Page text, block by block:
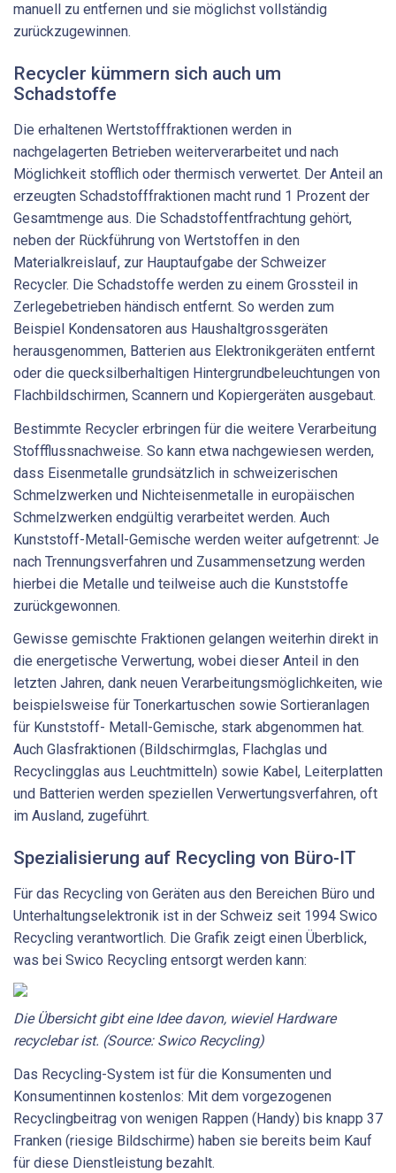
manuell zu entfernen und sie möglichst vollständig
zurückzugewinnen.
Recycler kümmern sich auch um
Schadstoffe
Die erhaltenen Wertstofffraktionen werden in
nachgelagerten Betrieben weiterverarbeitet und nach
Möglichkeit stofflich oder thermisch verwertet. Der Anteil an
erzeugten Schadstofffraktionen macht rund 1 Prozent der
Gesamtmenge aus. Die Schadstoffentfrachtung gehört,
neben der Rückführung von Wertstoffen in den
Materialkreislauf, zur Hauptaufgabe der Schweizer
Recycler. Die Schadstoffe werden zu einem Grossteil in
Zerlegebetrieben händisch entfernt. So werden zum
Beispiel Kondensatoren aus Haushaltgrossgeräten
herausgenommen, Batterien aus Elektronikgeräten entfernt
oder die quecksilberhaltigen Hintergrundbeleuchtungen von
Flachbildschirmen, Scannern und Kopiergeräten ausgebaut.
Bestimmte Recycler erbringen für die weitere Verarbeitung
Stoffflussnachweise. So kann etwa nachgewiesen werden,
dass Eisenmetalle grundsätzlich in schweizerischen
Schmelzwerken und Nichteisenmetalle in europäischen
Schmelzwerken endgültig verarbeitet werden. Auch
Kunststoff-Metall-Gemische werden weiter aufgetrennt: Je
nach Trennungsverfahren und Zusammensetzung werden
hierbei die Metalle und teilweise auch die Kunststoffe
zurückgewonnen.
Gewisse gemischte Fraktionen gelangen weiterhin direkt in
die energetische Verwertung, wobei dieser Anteil in den
letzten Jahren, dank neuen Verarbeitungsmöglichkeiten, wie
beispielsweise für Tonerkartuschen sowie Sortieranlagen
für Kunststoff- Metall-Gemische, stark abgenommen hat.
Auch Glasfraktionen (Bildschirmglas, Flachglas und
Recyclingglas aus Leuchtmitteln) sowie Kabel, Leiterplatten
und Batterien werden speziellen Verwertungsverfahren, oft
im Ausland, zugeführt.
Spezialisierung auf Recycling von Büro-IT
Für das Recycling von Geräten aus den Bereichen Büro und
Unterhaltungselektronik ist in der Schweiz seit 1994 Swico
Recycling verantwortlich. Die Grafik zeigt einen Überblick,
was bei Swico Recycling entsorgt werden kann:
Die Übersicht gibt eine Idee davon, wieviel Hardware
recyclebar ist. (Source: Swico Recycling)
Das Recycling-System ist für die Konsumenten und
Konsumentinnen kostenlos: Mit dem vorgezogenen
Recyclingbeitrag von wenigen Rappen (Handy) bis knapp 37
Franken (riesige Bildschirme) haben sie bereits beim Kauf
für diese Dienstleistung bezahlt.